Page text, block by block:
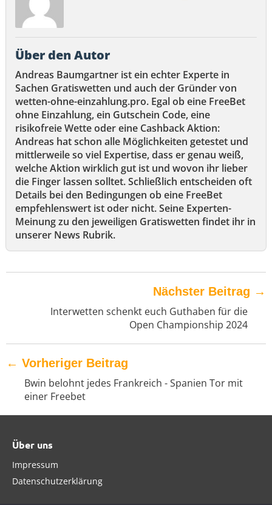
Über den Autor
Andreas Baumgartner ist ein echter Experte in
Sachen Gratiswetten und auch der Gründer von
wetten-ohne-einzahlung.pro. Egal ob eine FreeBet
ohne Einzahlung, ein Gutschein Code, eine
risikofreie Wette oder eine Cashback Aktion:
Andreas hat schon alle Möglichkeiten getestet und
mittlerweile so viel Expertise, dass er genau weiß,
welche Aktion wirklich gut ist und wovon ihr lieber
die Finger lassen solltet. Schließlich entscheiden oft
Details bei den Bedingungen ob eine FreeBet
empfehlenswert ist oder nicht. Seine Experten-
Meinung zu den jeweiligen Gratiswetten findet ihr in
unserer News Rubrik.
Nächster Beitrag →
Interwetten schenkt euch Guthaben für die
Open Championship 2024
← Vorheriger Beitrag
Bwin belohnt jedes Frankreich - Spanien Tor mit
einer Freebet
Über uns
Impressum
Datenschutzerklärung